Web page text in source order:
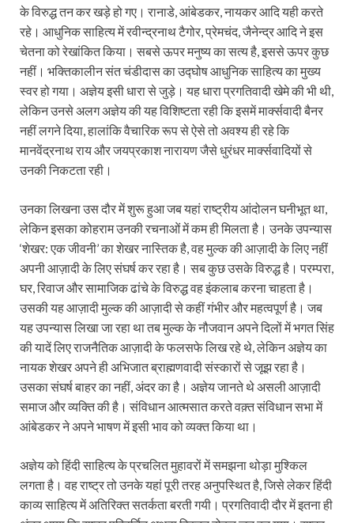
के विरुद्ध तन कर खड़े हो गए। रानाडे, आंबेडकर, नायकर आदि यही करते
रहे। आधुनिक साहित्य में रवीन्द्रनाथ टैगोर, प्रेमचंद, जैनेन्द्र आदि ने इस
चेतना को रेखांकित किया। सबसे ऊपर मनुष्य का सत्य है, इससे ऊपर कुछ
नहीं। भक्तिकालीन संत चंडीदास का उद्घोष आधुनिक साहित्य का मुख्य
स्वर हो गया। अज्ञेय इसी धारा से जुड़े। यह धारा प्रगतिवादी खेमे की भी थी,
लेकिन उनसे अलग अज्ञेय की यह विशिष्टता रही कि इसमें मार्क्सवादी बैनर
नहीं लगने दिया, हालांकि वैचारिक रूप से ऐसे तो अवश्य ही रहे कि
मानवेंद्रनाथ राय और जयप्रकाश नारायण जैसे धुरंधर मार्क्सवादियों से
उनकी निकटता रही।
उनका लिखना उस दौर में शुरू हुआ जब यहां राष्ट्रीय आंदोलन घनीभूत था,
लेकिन इसका कोहराम उनकी रचनाओं में कम ही मिलता है। उनके उपन्यास
‘शेखर: एक जीवनी’ का शेखर नास्तिक है, वह मुल्क की आज़ादी के लिए नहीं
अपनी आज़ादी के लिए संघर्ष कर रहा है। सब कुछ उसके विरुद्ध है। परम्परा,
घर, रिवाज और सामाजिक ढांचे के विरुद्ध वह इंकलाब करना चाहता है।
उसकी यह आज़ादी मुल्क की आज़ादी से कहीं गंभीर और महत्वपूर्ण है। जब
यह उपन्यास लिखा जा रहा था तब मुल्क के नौजवान अपने दिलों में भगत सिंह
की यादें लिए राजनैतिक आज़ादी के फलसफे लिख रहे थे, लेकिन अज्ञेय का
नायक शेखर अपने ही अभिजात ब्राह्मणवादी संस्कारों से जूझ रहा है।
उसका संघर्ष बाहर का नहीं, अंदर का है। अज्ञेय जानते थे असली आज़ादी
समाज और व्यक्ति की है। संविधान आत्मसात करते वक़्त संविधान सभा में
आंबेडकर ने अपने भाषण में इसी भाव को व्यक्त किया था।
अज्ञेय को हिंदी साहित्य के प्रचलित मुहावरों में समझना थोड़ा मुश्किल
लगता है। वह राष्ट्र तो उनके यहां पूरी तरह अनुपस्थित है, जिसे लेकर हिंदी
काव्य साहित्य में अतिरिक्त सतर्कता बरती गयी। प्रगतिवादी दौर में इतना ही